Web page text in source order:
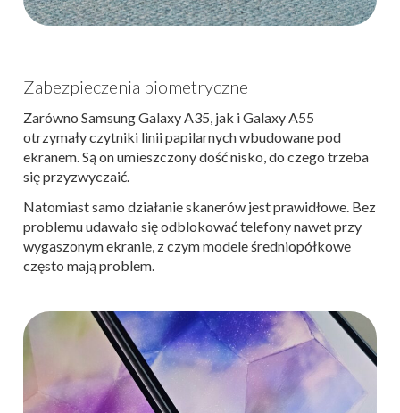
Zabezpieczenia biometryczne
Zarówno Samsung Galaxy A35, jak i Galaxy A55
otrzymały czytniki linii papilarnych wbudowane pod
ekranem. Są on umieszczony dość nisko, do czego trzeba
się przyzwyczaić.
Natomiast samo działanie skanerów jest prawidłowe. Bez
problemu udawało się odblokować telefony nawet przy
wygaszonym ekranie, z czym modele średniopółkowe
często mają problem.